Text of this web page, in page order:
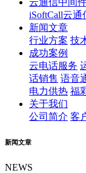
云通信中间
iSoftCall云通
新闻文章
行业方案 技
成功案例
云电话服务
话销售 语音
电力供热 福
关于我们
公司简介 客
新闻文章
NEWS